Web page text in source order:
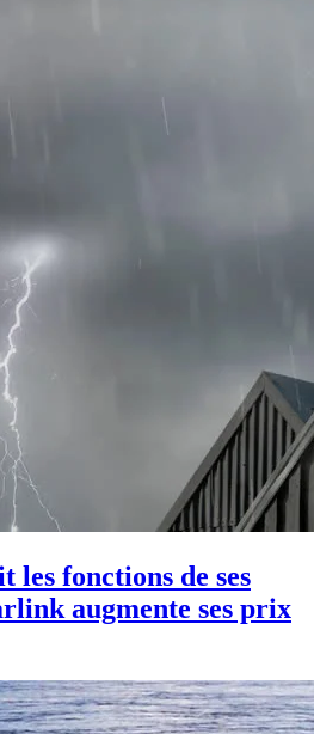
les fonctions de ses
augmente ses prix